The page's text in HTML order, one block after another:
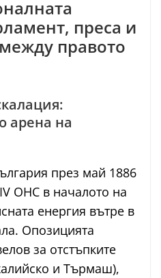
преса и
правото
арена на
през май 1886
ОНС в началото на
енергия вътре в
Опозицията
за отстъпките
и Търмаш),